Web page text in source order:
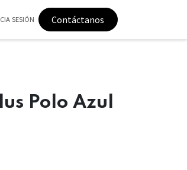
SESIÓN Contáctanos
Polo Azul